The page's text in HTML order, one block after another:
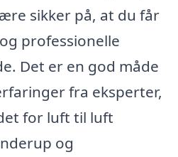
sikker på, at du får
professionelle
Det er en god måde
fra eksperter,
for luft til luft
og